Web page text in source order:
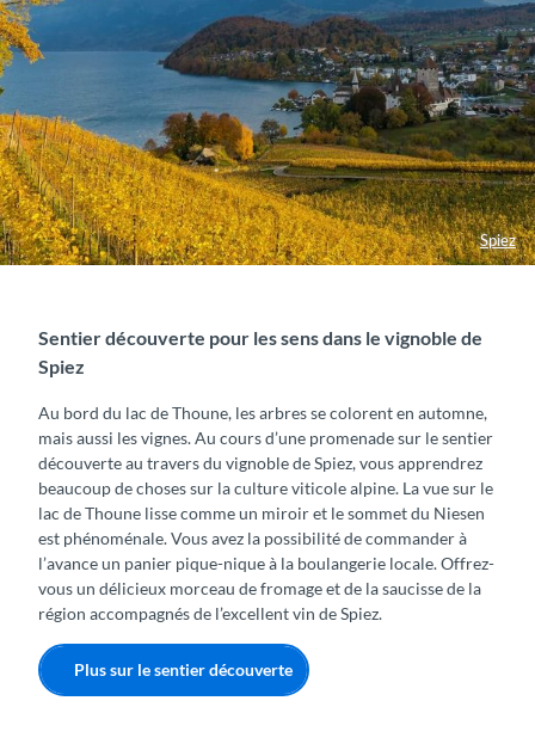
G
e
n
a
l
p
h
o
Spiez
Sentier découverte pour les sens dans le vignoble de
Spiez
Au bord du lac de Thoune, les arbres se colorent en automne,
mais aussi les vignes. Au cours d’une promenade sur le sentier
découverte au travers du vignoble de Spiez, vous apprendrez
beaucoup de choses sur la culture viticole alpine. La vue sur le
lac de Thoune lisse comme un miroir et le sommet du Niesen
est phénoménale. Vous avez la possibilité de commander à
l’avance un panier pique-nique à la boulangerie locale. Offrez-
vous un délicieux morceau de fromage et de la saucisse de la
région accompagnés de l’excellent vin de Spiez.
Plus sur le sentier découverte